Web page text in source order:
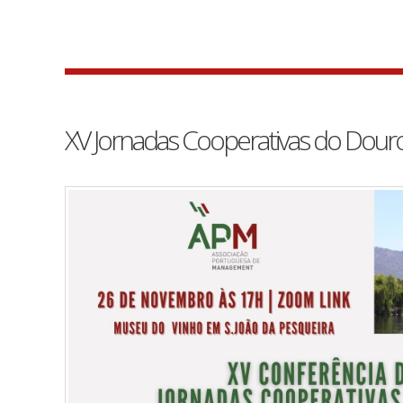
XV Jornadas Cooperativas do